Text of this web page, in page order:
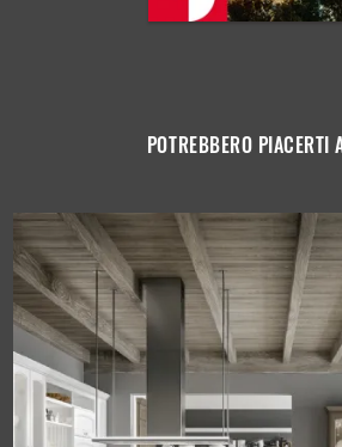
POTREBBERO PIACERTI